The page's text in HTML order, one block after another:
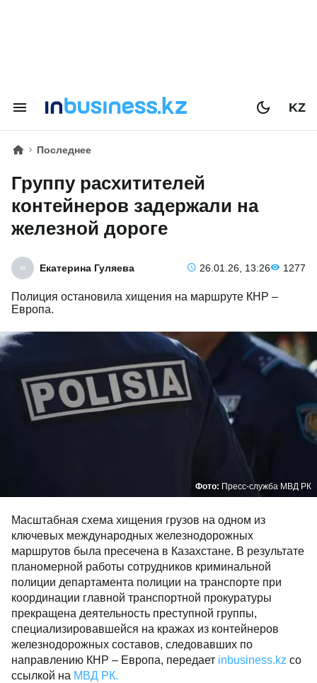
KZ
Последнее
Группу расхитителей
контейнеров задержали на
железной дороге
Екатерина Гуляева 26.01.26, 13:26 1277
Полиция остановила хищения на маршруте КНР –
Европа.
Фото: Пресс-служба МВД РК
Масштабная схема хищения грузов на одном из
ключевых международных железнодорожных
маршрутов была пресечена в Казахстане. В результате
планомерной работы сотрудников криминальной
полиции департамента полиции на транспорте при
координации главной транспортной прокуратуры
прекращена деятельность преступной группы,
специализировавшейся на кражах из контейнеров
железнодорожных составов, следовавших по
направлению КНР – Европа, передает inbusiness.kz со
ссылкой на МВД РК.